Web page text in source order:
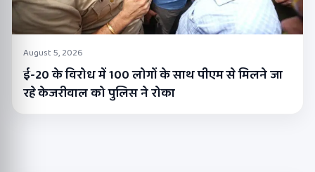
August 5, 2026
ई-20 के विरोध में 100 लोगों के साथ पीएम से मिलने जा
रहे केजरीवाल को पुलिस ने रोका